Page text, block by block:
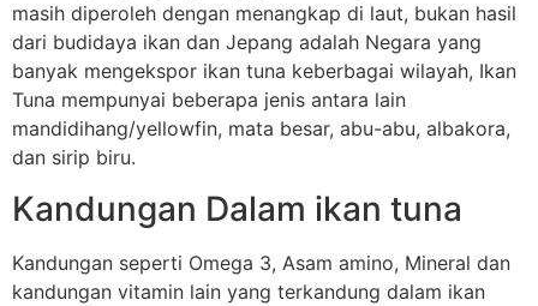
masih diperoleh dengan menangkap di laut, bukan hasil
dari budidaya ikan dan Jepang adalah Negara yang
banyak mengekspor ikan tuna keberbagai wilayah, Ikan
Tuna mempunyai beberapa jenis antara lain
mandidihang/yellowfin, mata besar, abu-abu, albakora,
dan sirip biru.
Kandungan Dalam ikan tuna
Kandungan seperti Omega 3, Asam amino, Mineral dan
kandungan vitamin lain yang terkandung dalam ikan